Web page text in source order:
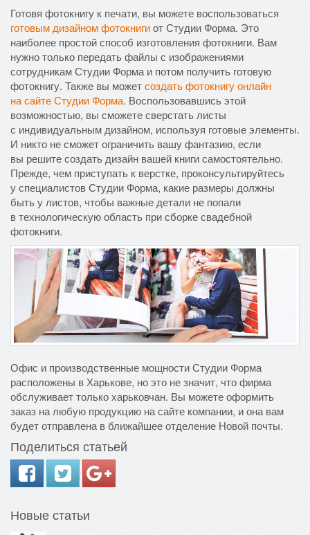
Готовя фотокнигу к печати, вы можете воспользоваться
готовым дизайном фотокнигиот Студии Форма. Это
наиболее простой способ изготовления фотокниги. Вам
нужно только передать файлы с изображениями
сотрудникам Студии Форма и потом получить готовую
фотокнигу. Также вы можетсоздать фотокнигу онлайн
на сайте Студии Форма. Воспользовавшись этой
возможностью, вы сможете сверстать листы
с индивидуальным дизайном, используя готовые элементы.
И никто не сможет ограничить вашу фантазию, если
вы решите создать дизайн вашей книги самостоятельно.
Прежде, чем приступать к верстке, проконсультируйтесь
у специалистов Студии Форма, какие размеры должны
быть у листов, чтобы важные детали не попали
в технологическую область при сборке свадебной
фотокниги.
Офис и производственные мощности Студии Форма
расположены в Харькове, но это не значит, что фирма
обслуживает только харьковчан. Вы можете оформить
заказ на любую продукцию на сайте компании, и она вам
будет отправлена в ближайшее отделение Новой почты.
Поделиться статьей
Новые статьи